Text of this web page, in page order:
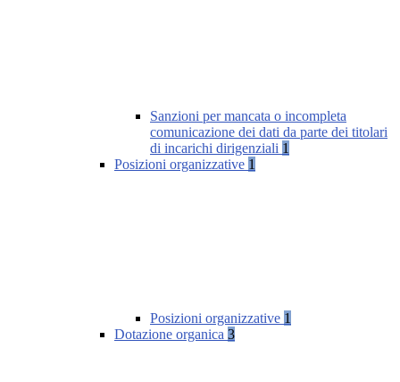
Sanzioni per mancata o incompleta
comunicazione dei dati da parte dei titolari
di incarichi dirigenziali 1
Posizioni organizzative 1
Posizioni organizzative 1
Dotazione organica 3